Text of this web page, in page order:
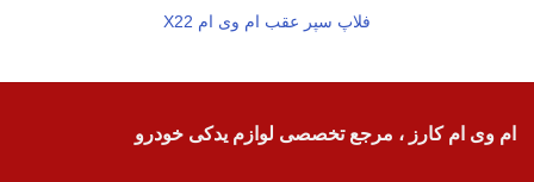
فلاپ سپر عقب ام وی ام X22
ام وی ام کارز ، مرجع تخصصی لوازم یدکی خودرو